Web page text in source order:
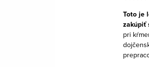
Toto je
zakúpiť
pri